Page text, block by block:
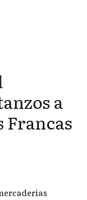
a
Francas